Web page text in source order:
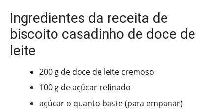
Ingredientes da receita de
biscoito casadinho de doce de
leite
200 g de doce de leite cremoso
100 g de açúcar refinado
açúcar o quanto baste (para empanar)